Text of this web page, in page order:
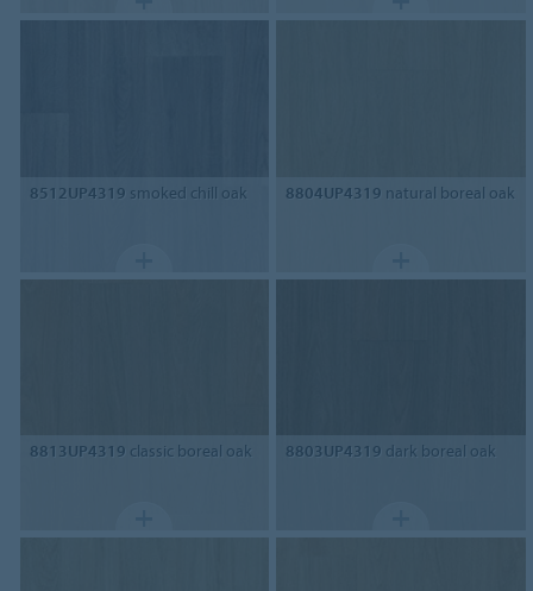
8512UP4319 smoked chill oak 8804UP4319 natural boreal oak
8813UP4319 classic boreal oak 8803UP4319 dark boreal oak